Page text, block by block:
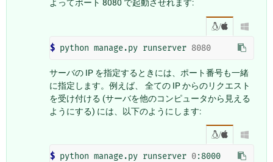
よってポート 8080 で起動させれます:
/ 
$ python manage.py runserver 8080
サーバの IP を指定するときには、ポート番号も一緒
に指定します。例えば、 全ての IP からのリクエスト
を受け付ける (サーバを他のコンピュータから見える
ようにする) には、以下のようにします:
/ 
$ python manage.py runserver 0